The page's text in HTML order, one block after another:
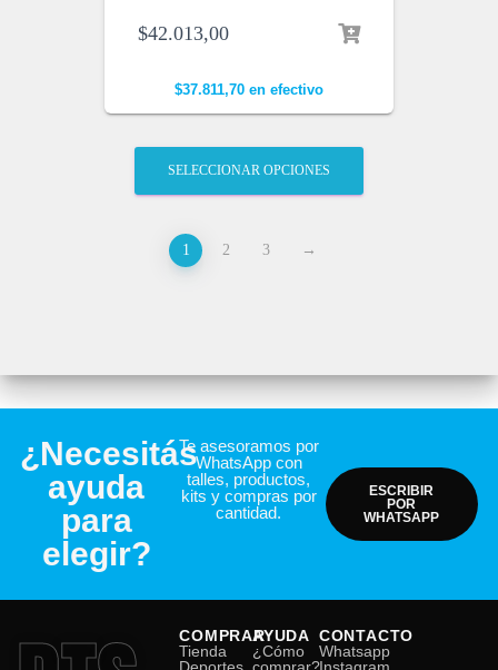
$42.013,00
$37.811,70 en efectivo
SELECCIONAR OPCIONES
1 2 3 →
¿Necesitás
ayuda
para
elegir?
Te asesoramos por
WhatsApp con
talles, productos,
kits y compras por
cantidad.
ESCRIBIR
POR
WHATSAPP
COMPRAR
Tienda
AYUDA
¿Cómo
CONTACTO
Whatsapp